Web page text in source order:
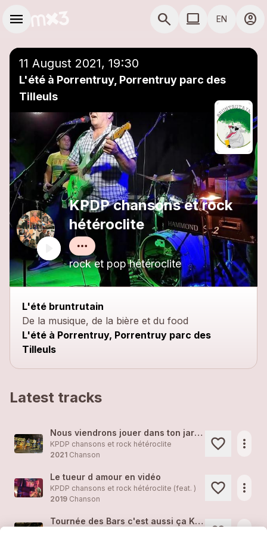
menu search COMPUTER USE
computer EN account_circle
11 August 2021, 19:30
L'été à Porrentruy, Porrentruy parc des
Tilleuls
KPDP chansons et rock
hétéroclite
rock et pop hétéroclite
L'été bruntrutain
De la musique, de la bière et du food
L'été à Porrentruy, Porrentruy parc des
Tilleuls
Latest tracks
Nous viendrons jouer dans ton jardin !
KPDP chansons et rock hétéroclite
2021 Chanson
more_horiz
Le tueur d amour en vidéo
KPDP chansons et rock hétéroclite (feat. )
2019 Chanson
more_horiz
Tournée des Bars c'est aussi ça KPDP
Add to a playlist close